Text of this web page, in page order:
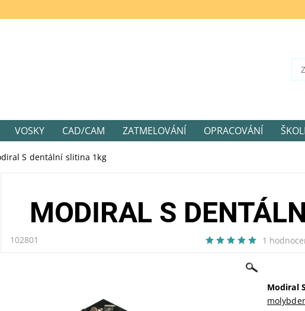
VOSKY CAD/CAM ZATMELOVÁNÍ OPRACOVÁNÍ
S dentální slitina 1kg
MODIRAL S
102801 1
Modiral